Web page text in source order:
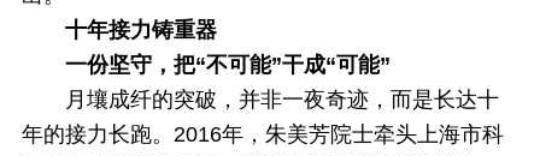
十年接力铸重器
一份坚守，把“不可能”干成“可能”
月壤成纤的突破，并非一夜奇迹，而是长达十
年的接力长跑。 2016年，朱美芳院士牵头上海市科